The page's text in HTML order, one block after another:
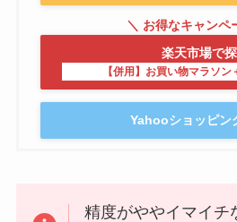
楽天市場で
Yahooショッピン
精度がややイマイチ